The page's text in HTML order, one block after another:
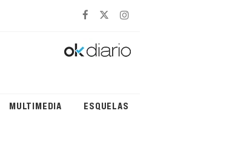
MULTIMEDIA ESQUELAS